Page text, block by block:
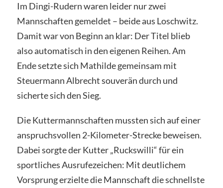
Im Dingi-Rudern waren leider nur zwei
Mannschaften gemeldet – beide aus Loschwitz.
Damit war von Beginn an klar: Der Titel blieb
also automatisch in den eigenen Reihen. Am
Ende setzte sich Mathilde gemeinsam mit
Steuermann Albrecht souverän durch und
sicherte sich den Sieg.
Die Kuttermannschaften mussten sich auf einer
anspruchsvollen 2-Kilometer-Strecke beweisen.
Dabei sorgte der Kutter „Ruckswilli“ für ein
sportliches Ausrufezeichen: Mit deutlichem
Vorsprung erzielte die Mannschaft die schnellste